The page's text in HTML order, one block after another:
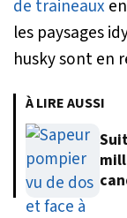
de traineaux
les paysages
husky sont en
À LIRE AUSSI